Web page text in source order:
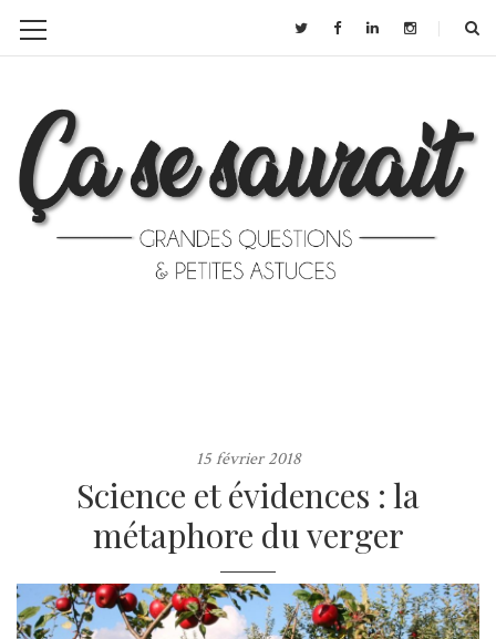
15 février 2018
Science et évidences : la
métaphore du verger